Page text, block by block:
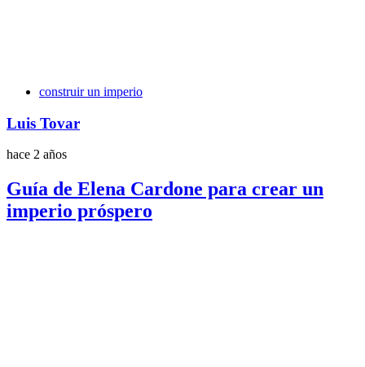
Etiquetasconstruir un imperio
Luis Tovar
hace 2 años
Guía de Elena Cardone para crear un
imperio próspero